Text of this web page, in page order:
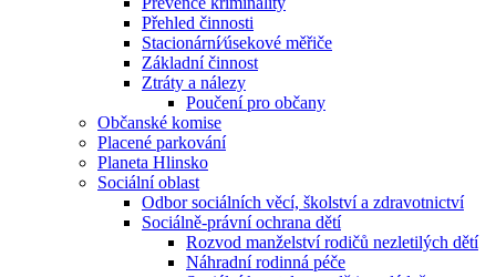
Přehled činnosti
Stacionární⁄úsekové měřiče
Základní činnost
Ztráty a nálezy
Poučení pro občany
Občanské komise
Placené parkování
Planeta Hlinsko
Sociální oblast
Odbor sociálních věcí, školství a zdravotnictví
Sociálně-právní ochrana dětí
Rozvod manželství rodičů nezletilých dětí
Náhradní rodinná péče